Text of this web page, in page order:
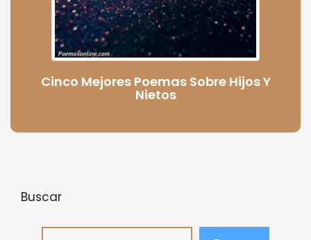
Cinco Mejores Poemas Sobre Hijos Y
Nietos
Buscar